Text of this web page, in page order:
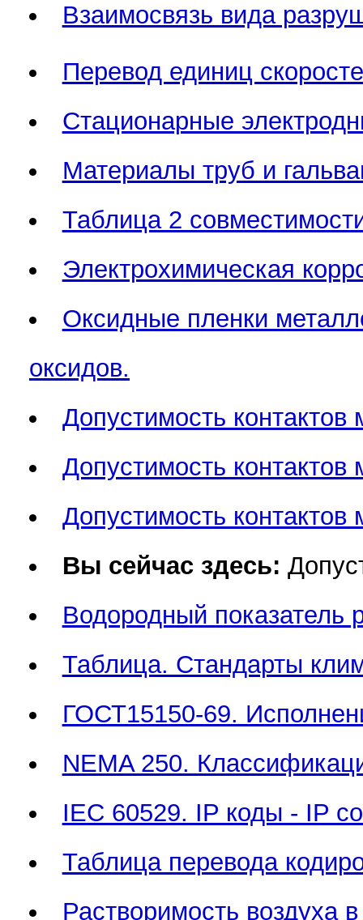
Взаимосвязь вида
Перевод единиц
Стационарные
Материалы труб и
Таблица 2
Электрохимическая
Оксидные пленки
оксидов.
Допустимость
Допустимость
Допустимость
Вы сейчас здесь:
Водородный показатель
Таблица. Стандарты
ГОСТ15150-69.
NEMA 250.
IEC 60529. IP коды - IP
Таблица перевода
Растворимость воздуха